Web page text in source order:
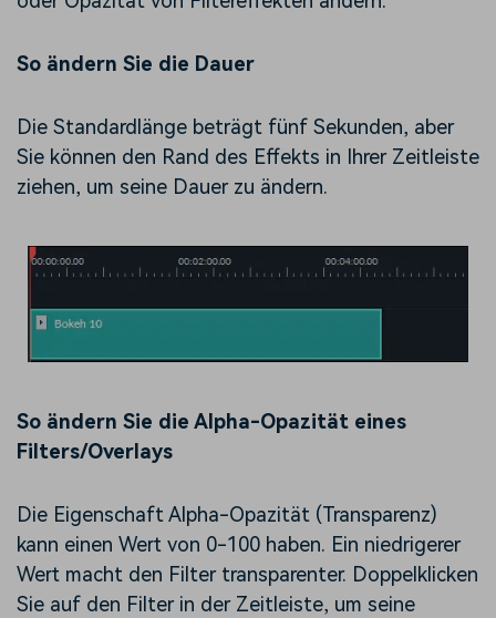
So ändern Sie die Dauer
Die Standardlänge beträgt fünf Sekunden, aber
Sie können den Rand des Effekts in Ihrer Zeitleiste
ziehen, um seine Dauer zu ändern.
So ändern Sie die Alpha-Opazität eines
Filters/Overlays
Die Eigenschaft Alpha-Opazität (Transparenz)
kann einen Wert von 0-100 haben. Ein niedrigerer
Wert macht den Filter transparenter. Doppelklicken
Sie auf den Filter in der Zeitleiste, um seine